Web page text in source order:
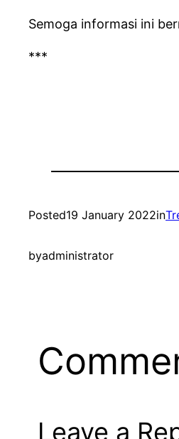
Semoga informasi ini
***
Posted19 January 2022in
byadministrator
Leave a